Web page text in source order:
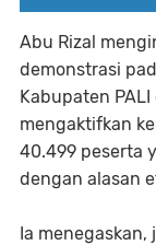
Abu Rizal
demonstrasi
Kabupaten
mengaktifkan
40.499 peserta
dengan alasan
Ia